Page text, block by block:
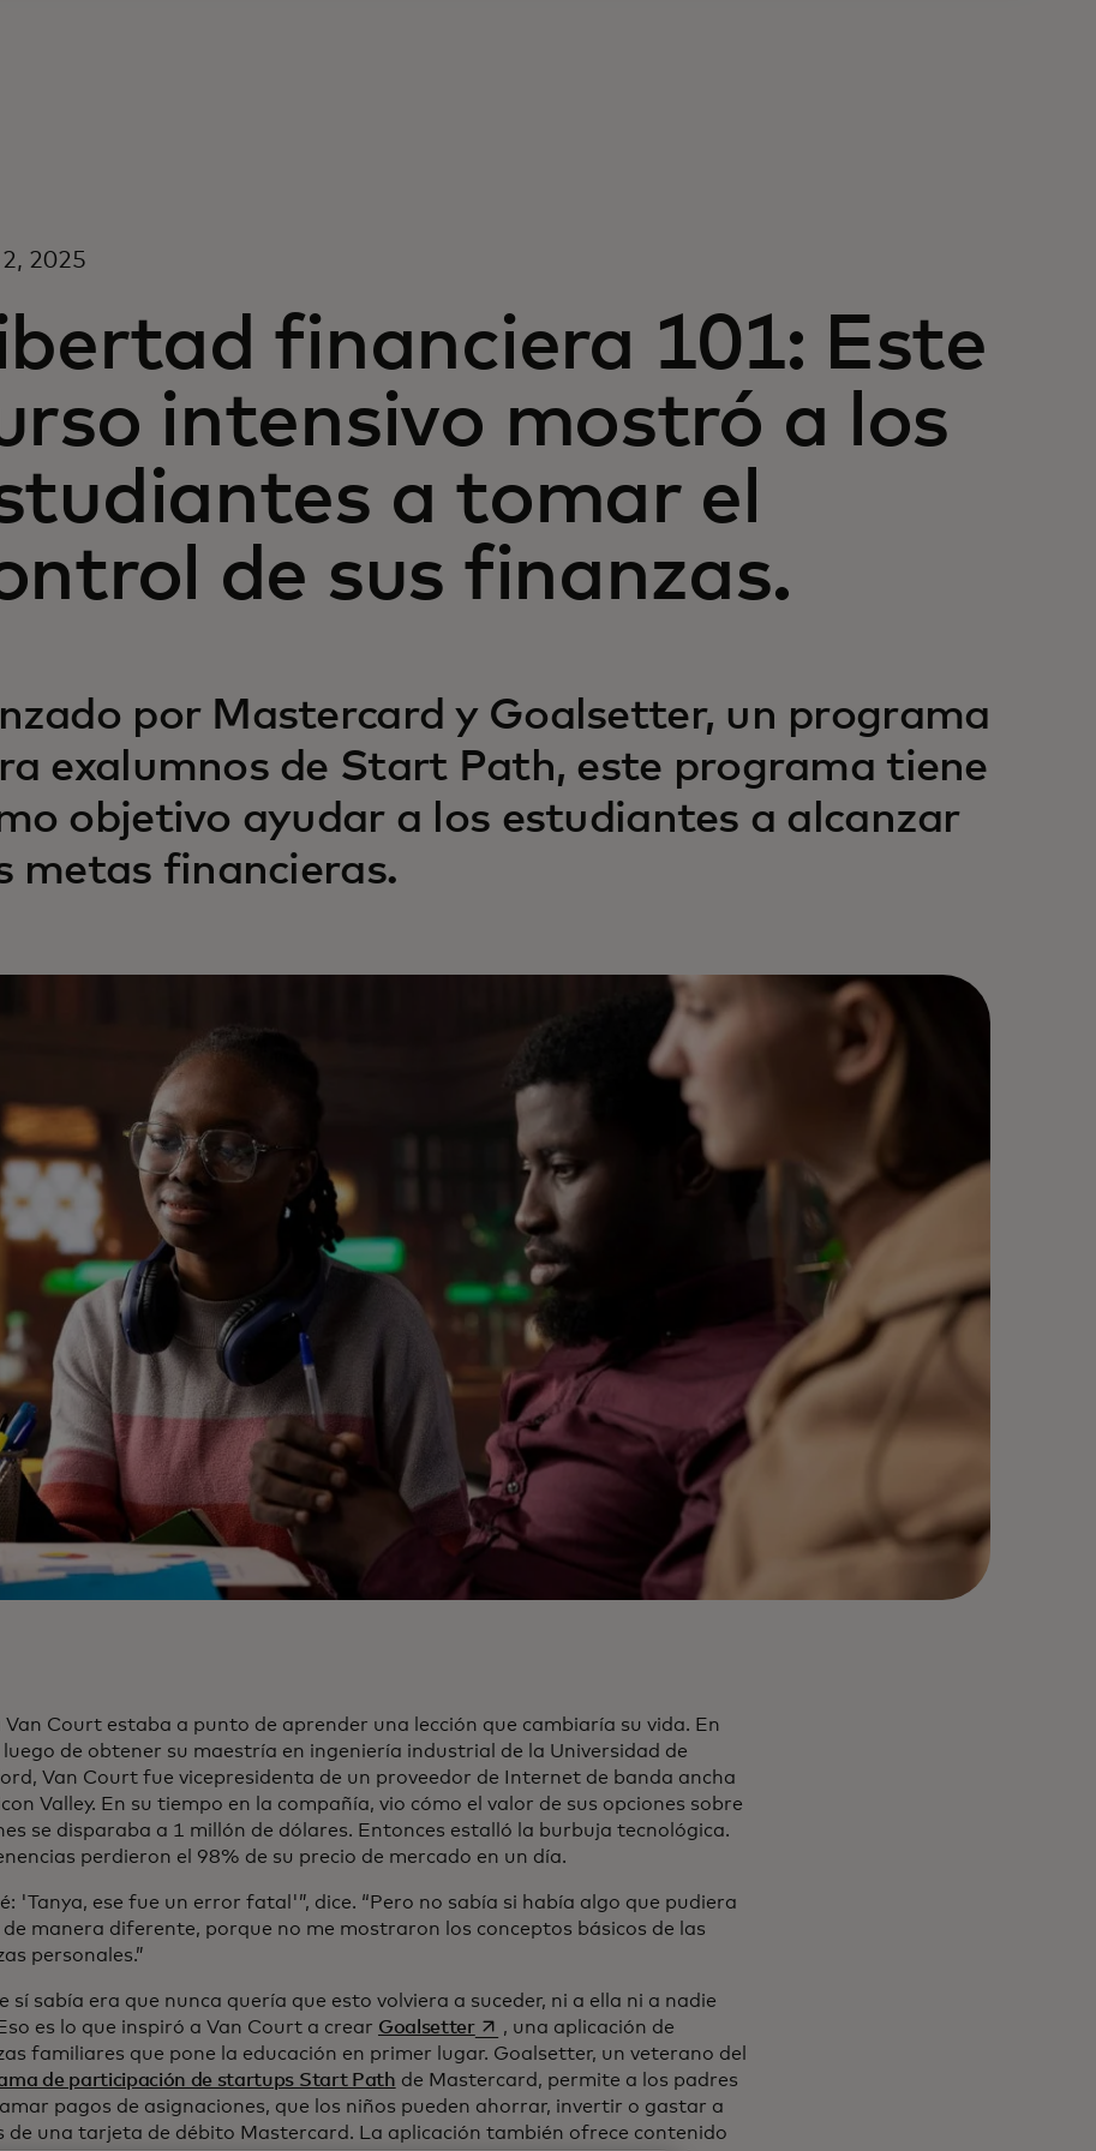
2025
financiera 101: Este
intensivo mostró a los
a tomar el
de sus finanzas.
por Mastercard y Goalsetter, un programa
exalumnos de Start Path, este programa tiene
objetivo ayudar a los estudiantes a alcanzar
metas financieras.
Van Court estaba a punto de aprender una lección que cambiaría su vida. En
luego de obtener su maestría en ingeniería industrial de la Universidad de
Van Court fue vicepresidenta de un proveedor de Internet de banda ancha
Valley. En su tiempo en la compañía, vio cómo el valor de sus opciones sobre
se disparaba a 1 millón de dólares. Entonces estalló la burbuja tecnológica.
perdieron el 98% de su precio de mercado en un día.
'Tanya, ese fue un error fatal'”, dice. “Pero no sabía si había algo que pudiera
de manera diferente, porque no me mostraron los conceptos básicos de las
personales.”
sí sabía era que nunca quería que esto volviera a suceder, ni a ella ni a nadie
es lo que inspiró a Van Court a crear Goalsetterse abre en una pestaña nueva
, una aplicación de
familiares que pone la educación en primer lugar. Goalsetter, un veterano del
de participación de startups Start Path de Mastercard, permite a los padres
pagos de asignaciones, que los niños pueden ahorrar, invertir o gastar a
de una tarjeta de débito Mastercard. La aplicación también ofrece contenido